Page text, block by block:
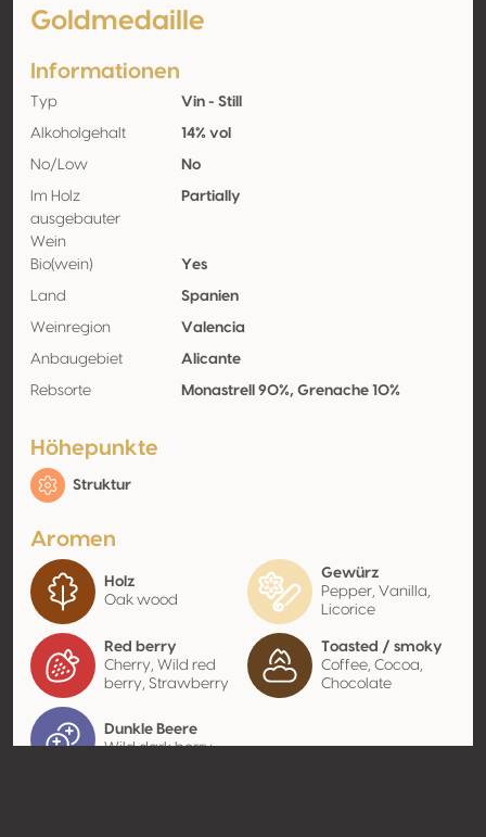
Goldmedaille
Informationen
Typ Vin - Still
Alkoholgehalt 14% vol
No/Low No
Im Holz
ausgebauter
Wein
Partially
Bio(wein) Yes
Land Spanien
Weinregion Valencia
Anbaugebiet Alicante
Rebsorte Monastrell 90%, Grenache 10%
Höhepunkte
Struktur
Aromen
Holz
Oak wood
Gewürz
Pepper, Vanilla,
Licorice
Red berry
Cherry, Wild red
berry, Strawberry
Toasted / smoky
Coffee, Cocoa,
Chocolate
Dunkle Beere
Wild dark berry